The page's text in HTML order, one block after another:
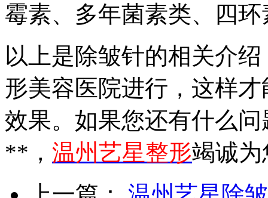
霉素、多年菌素类、四
以上是除皱针的相关介
形美容医院进行，这样
效果。如果您还有什么
**， 温州艺星整形竭诚